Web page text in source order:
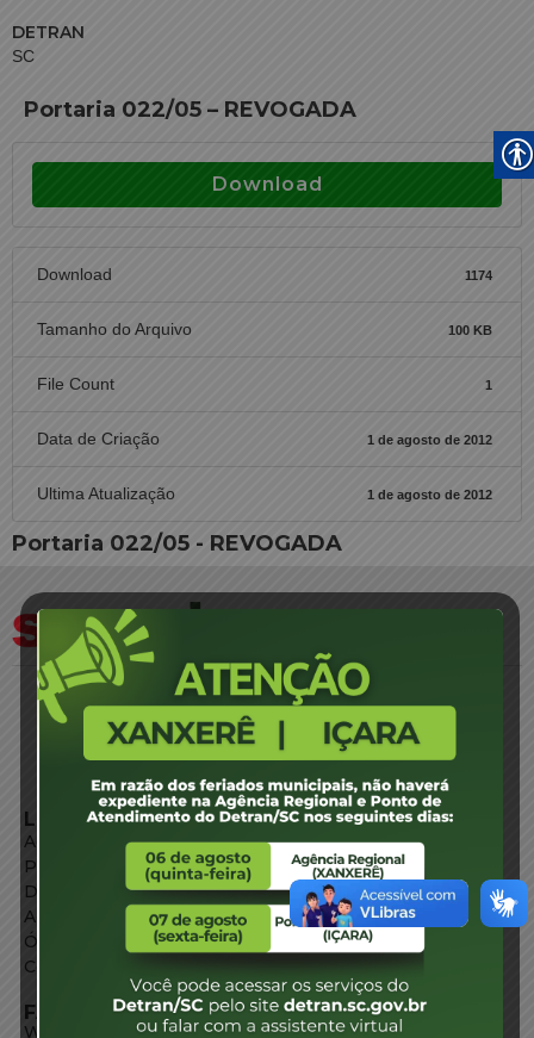
DETRAN
SC
Portaria 022/05 – REVOGADA
Download
Download 1174
Tamanho do Arquivo 100 KB
File Count 1
Data de Criação 1 de agosto de 2012
Ultima Atualização 1 de agosto de 2012
Portaria 022/05 - REVOGADA
LINKS EXTERNOS
Agência de Notícias
Portal de Serviços
Diário Oficial
Acesso à Informação
Órgãos do Governo
Conheça SC
FALE CONOSCO
WhatsApp: